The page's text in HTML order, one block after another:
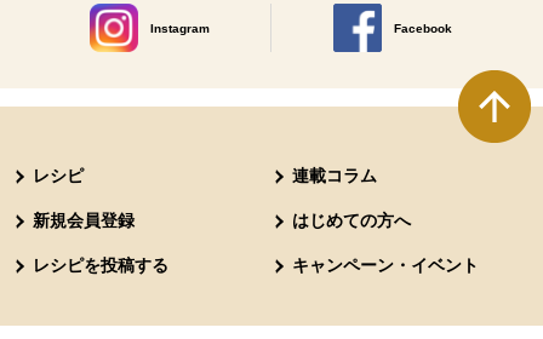
Instagram
別のウィンドウで開きます。
Facebook
別のウィンドウで開きます
レシピ 連載コラム
新規会員登録 はじめての方へ
レシピを投稿する キャンペーン・イベント